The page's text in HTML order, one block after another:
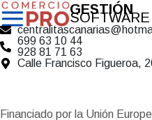
GESTIÓN
SOFTWARE
699 63 10 44
928 81 71 63
Calle Francisco Figueroa,
Financiado por la Unión